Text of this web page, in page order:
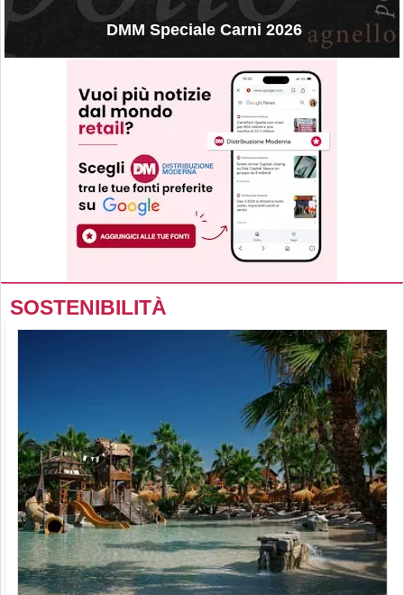
DMM Speciale Carni 2026
SOSTENIBILITÀ